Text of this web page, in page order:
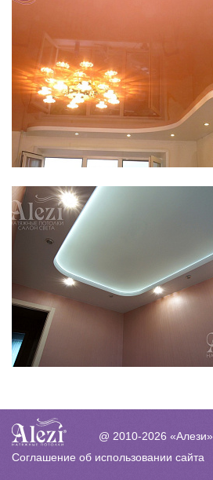
@ 2010-2026 «Алези»
Соглашение об использовании сайта